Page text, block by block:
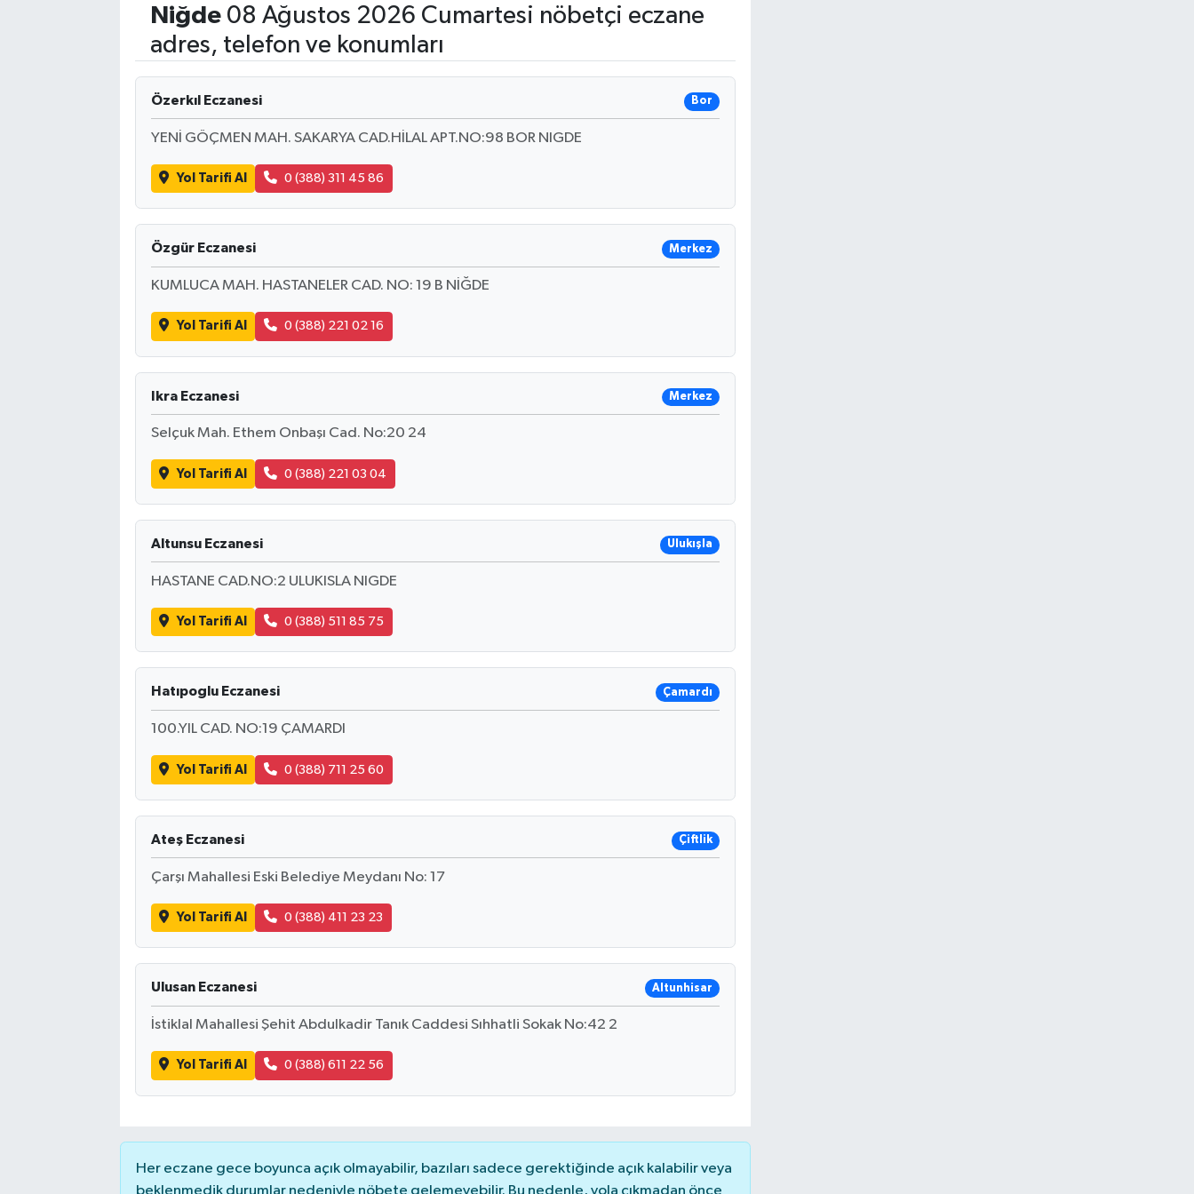
Niğde08 Ağustos 2026 Cumartesi nöbetçi eczane
adres, telefon ve konumları
Özerkıl Eczanesi Bor
YENİ GÖÇMEN MAH. SAKARYA CAD.HİLAL APT.NO:98 BOR NIGDE
Yol Tarifi Al 0 (388) 311 45 86
Özgür Eczanesi Merkez
KUMLUCA MAH. HASTANELER CAD. NO: 19 B NİĞDE
Yol Tarifi Al 0 (388) 221 02 16
Ikra Eczanesi Merkez
Selçuk Mah. Ethem Onbaşı Cad. No:20 24
Yol Tarifi Al 0 (388) 221 03 04
Altunsu Eczanesi Ulukışla
HASTANE CAD.NO:2 ULUKISLA NIGDE
Yol Tarifi Al 0 (388) 511 85 75
Hatıpoglu Eczanesi Çamardı
100.YIL CAD. NO:19 ÇAMARDI
Yol Tarifi Al 0 (388) 711 25 60
Ateş Eczanesi Çiftlik
Çarşı Mahallesi Eski Belediye Meydanı No: 17
Yol Tarifi Al 0 (388) 411 23 23
Ulusan Eczanesi Altunhisar
İstiklal Mahallesi Şehit Abdulkadir Tanık Caddesi Sıhhatli Sokak No:42 2
Yol Tarifi Al 0 (388) 611 22 56
Her eczane gece boyunca açık olmayabilir, bazıları sadece gerektiğinde açık kalabilir veya
beklenmedik durumlar nedeniyle nöbete gelemeyebilir. Bu nedenle, yola çıkmadan önce